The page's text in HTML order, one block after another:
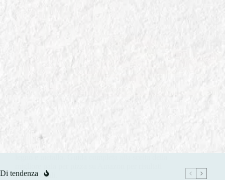
GUIDE ALL' ACQUISTO AMAZON
professionali.
Di tendenza